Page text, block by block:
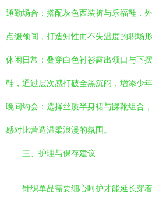
通勤场合：搭配灰色西装裤与乐福鞋，
点缀颈间，打造知性而不失温度的职场形
休闲日常：叠穿白色衬衫露出领口与下
鞋，通过层次感打破全黑沉闷，增添少年
晚间约会：选择丝质半身裙与踝靴组合
感对比营造温柔浪漫的氛围。
三、护理与保存建议
针织单品需要细心呵护才能延长穿着